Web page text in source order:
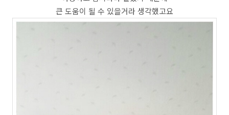
큰 도움이 될 수 있을거라 생각했고요